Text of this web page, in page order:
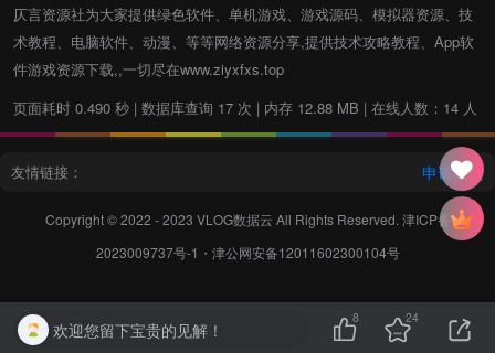
仄言资源社为大家提供绿色软件、单机游戏、游戏源码、模拟器资源、技
术教程、电脑软件、动漫、等等网络资源分享,提供技术攻略教程、App软
件游戏资源下载,,一切尽在www.ziyxfxs.top
页面耗时 0.490 秒 | 数据库查询 17 次 | 内存 12.88 MB | 在线人数：14 人
友情链接： 申请友链
Copyright © 2022 - 2023 VLOG数据云 All Rights Reserved. 津ICP备
2023009737号-1 ・ 津公网安备12011602300104号
欢迎您留下宝贵的见解！
8 24